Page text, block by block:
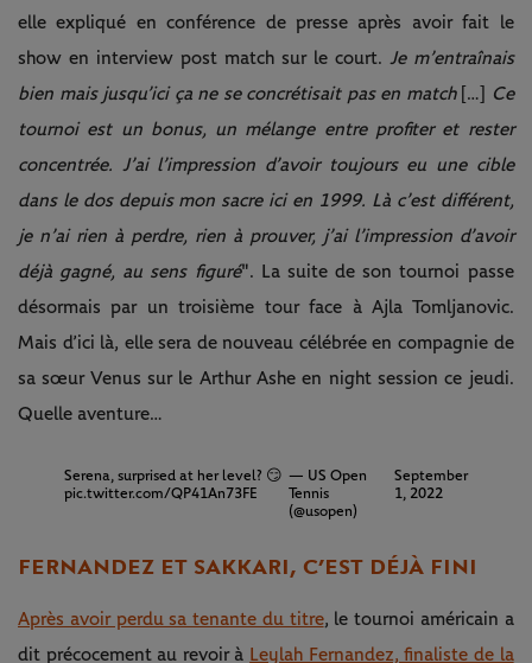
elle expliqué en conférence de presse après avoir fait le
show en interview post match sur le court. Je m’entraînais
bien mais jusqu’ici ça ne se concrétisait pas en match[…]
Ce
tournoi est un bonus, un mélange entre profiter et rester
concentrée. J’ai l’impression d’avoir toujours eu une cible
dans le dos depuis mon sacre ici en 1999. Là c’est différent,
je n’ai rien à perdre, rien à prouver, j’ai l’impression d’avoir
déjà gagné, au sens figuré". La suite de son tournoi passe
désormais par un troisième tour face à Ajla Tomljanovic.
Mais d’ici là, elle sera de nouveau célébrée en compagnie de
sa sœur Venus sur le Arthur Ashe en night session ce jeudi.
Quelle aventure…
Serena, surprised at her level? 😏
pic.twitter.com/QP41An73FE
— US Open
Tennis
(@usopen)
September
1, 2022
FERNANDEZ ET SAKKARI, C’EST DÉJÀ FINI
Après avoir perdu sa tenante du titre, le tournoi américain a
dit précocement au revoir à Leylah Fernandez, finaliste de la